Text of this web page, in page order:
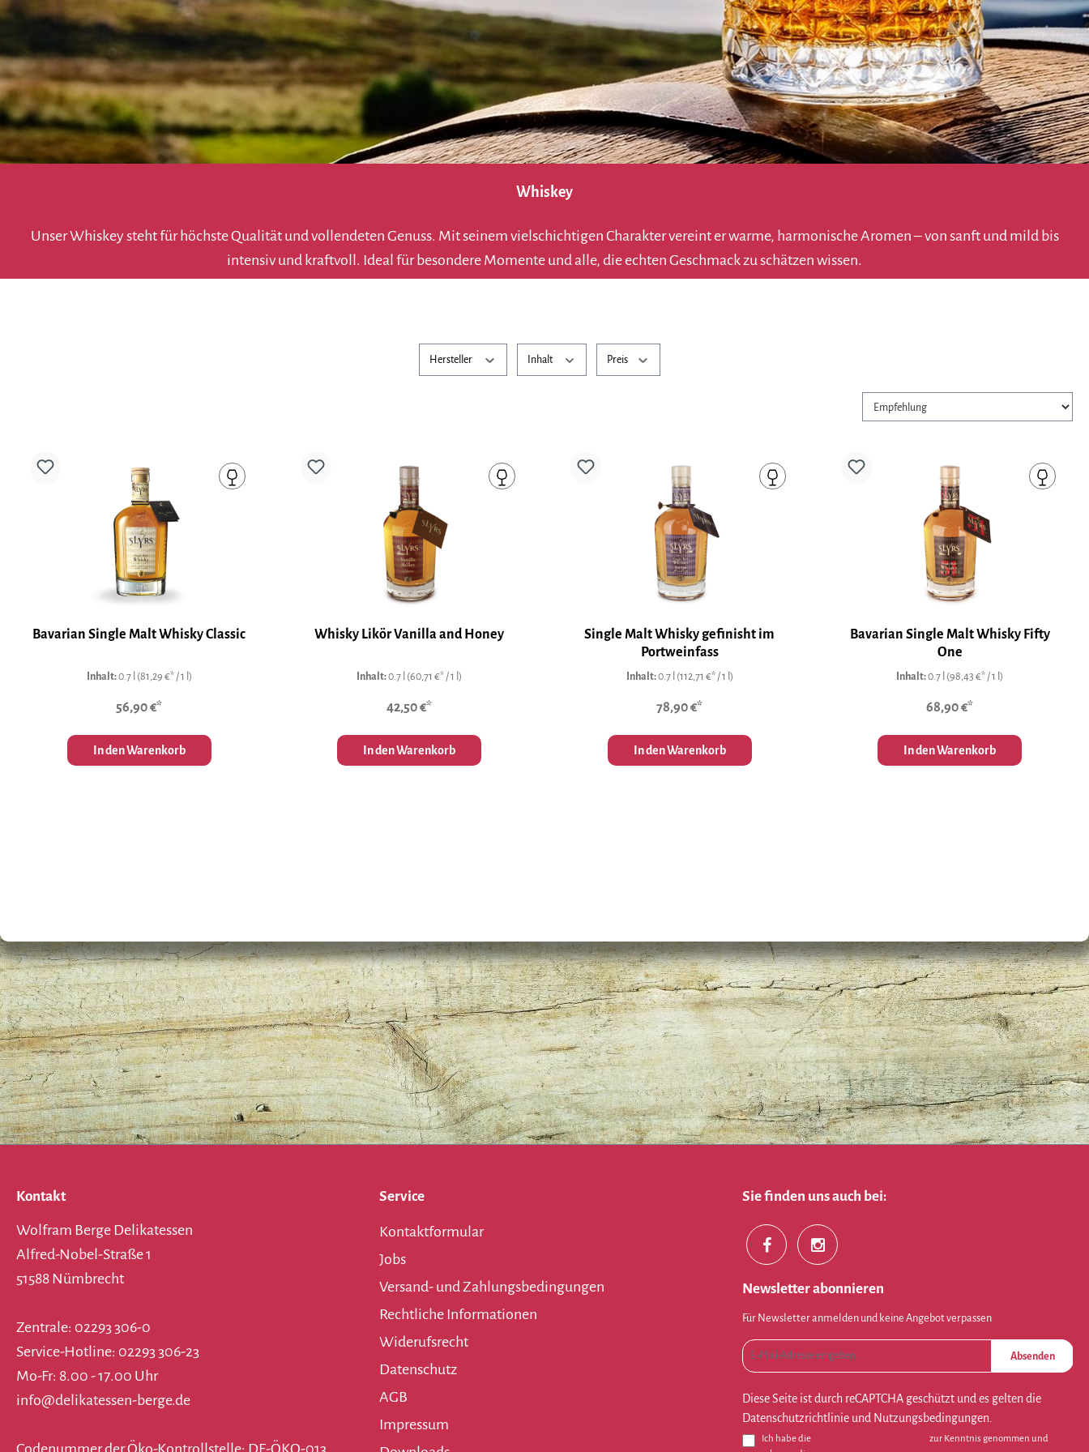
Whiskey
Unser Whiskey steht für höchste Qualität und vollendeten Genuss. Mit seinem vielschichtigen Charakter vereint er warme, harmonische Aromen – von sanft und mild bis
intensiv und kraftvoll. Ideal für besondere Momente und alle, die echten Geschmack zu schätzen wissen.
Hersteller Inhalt Preis
Bavarian Single Malt Whisky Classic
Inhalt:0.7 l (81,29 €* / 1 l)
56,90 €*
In den Warenkorb
Whisky Likör Vanilla and Honey
Inhalt:0.7 l (60,71 €* / 1 l)
42,50 €*
In den Warenkorb
Single Malt Whisky gefinisht im
Portweinfass
Inhalt:0.7 l (112,71 €* / 1 l)
78,90 €*
In den Warenkorb
Bavarian Single Malt Whisky Fifty
One
Inhalt:0.7 l (98,43 €* / 1 l)
68,90 €*
In den Warenkorb
Kontakt
Wolfram Berge Delikatessen
Alfred-Nobel-Straße 1
51588 Nümbrecht
Zentrale: 02293 306-0
Service-Hotline: 02293 306-23
Mo-Fr: 8.00 - 17.00 Uhr
info@delikatessen-berge.de
Codenummer der Öko-Kontrollstelle: DE-ÖKO-013
Service
Kontaktformular
Jobs
Versand- und Zahlungsbedingungen
Rechtliche Informationen
Widerufsrecht
Datenschutz
AGB
Impressum
Sie finden uns auch bei:
Newsletter abonnieren
Für Newsletter anmelden und keine Angebot verpassen
Absenden
Diese Seite ist durch reCAPTCHA geschützt und es gelten die
Datenschutzrichtlinie und Nutzungsbedingungen
Ich habe die
zur Kenntnis genommen und